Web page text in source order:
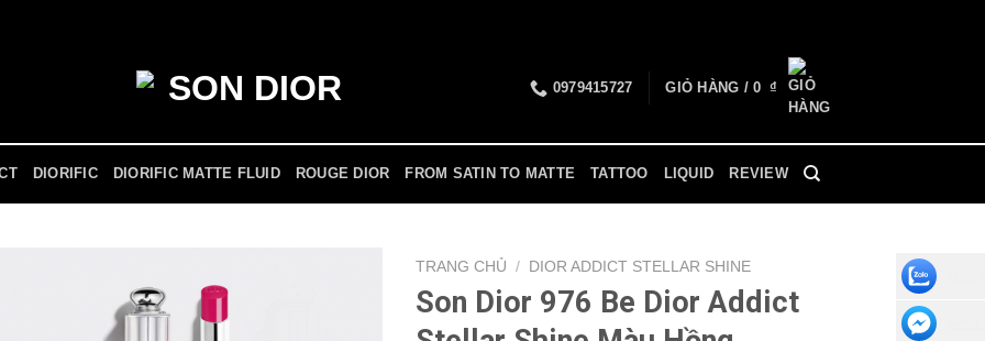
0979415727 GIỎ HÀNG /0 ₫
DIORIFIC DIORIFIC MATTE FLUID ROUGE DIOR FROM SATIN TO MATTE TATTOO LIQUID REVIEW
TRANG CHỦ / DIOR ADDICT STELLAR SHINE
Son Dior 976 Be Dior Addict